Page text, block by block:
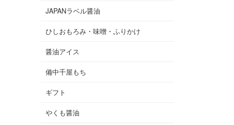
JAPANラベル醤油
ひしおもろみ・味噌・ふりかけ
醤油アイス
備中千屋もち
ギフト
やくも醤油